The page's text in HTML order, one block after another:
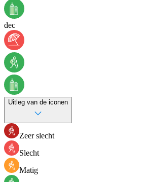
dec
Uitleg van de iconen
Zeer slecht
Slecht
Matig